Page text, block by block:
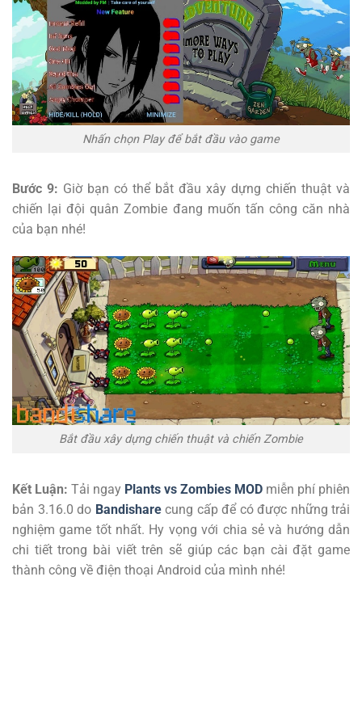
Nhấn chọn Play để bắt đầu vào game
Bước 9: Giờ bạn có thể bắt đầu xây dựng chiến thuật và
chiến lại đội quân Zombie đang muốn tấn công căn nhà
của bạn nhé!
Bắt đầu xây dựng chiến thuật và chiến Zombie
Kết Luận: Tải ngay Plants vs Zombies MOD miễn phí phiên
bản 3.16.0 do Bandisharecung cấp để có được những trải
nghiệm game tốt nhất. Hy vọng với chia sẻ và hướng dẫn
chi tiết trong bài viết trên sẽ giúp các bạn cài đặt game
thành công về điện thoại Android của mình nhé!